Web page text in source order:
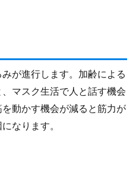
が進行します。加齢による
マスク生活で人と話す機会
動かす機会が減ると筋力が
なります。